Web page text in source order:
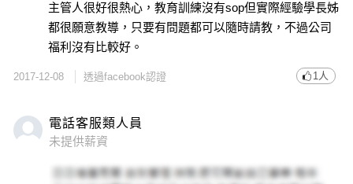
主管人很好很熱心，教育訓練沒有sop但實際經驗學長姊
都很願意教導，只要有問題都可以隨時請教，不過公司
福利沒有比較好。
2017-12-08 透過facebook認證 1人
電話客服類人員
未提供薪資